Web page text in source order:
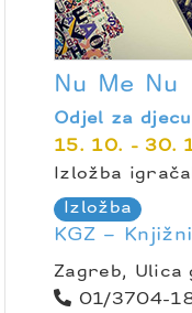
Nu Me Nu
Odjel za
15. 10. - 30.
Izložba
Izložba
KGZ –
Zagreb, Ulica
01/3704-